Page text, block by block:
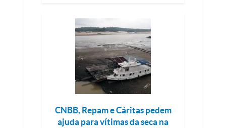
CNBB, Repam e Cáritas pedem
ajuda para vítimas da seca na